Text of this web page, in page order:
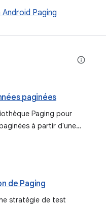
Paging
paginées
Paging pour
à partir d'une
de Paging
stratégie de test